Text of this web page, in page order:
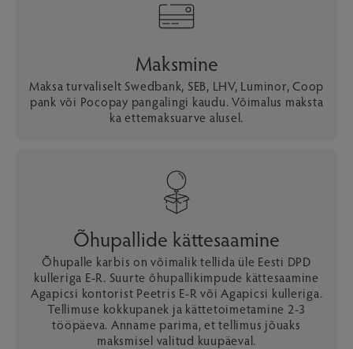
Maksmine
Maksa turvaliselt Swedbank, SEB, LHV, Luminor, Coop
pank või Pocopay pangalingi kaudu. Võimalus maksta
ka ettemaksuarve alusel.
Õhupallide kättesaamine
Õhupalle karbis on võimalik tellida üle Eesti DPD
kulleriga E-R. Suurte õhupallikimpude kättesaamine
Agapicsi kontorist Peetris E-R või Agapicsi kulleriga.
Tellimuse kokkupanek ja kättetoimetamine 2-3
tööpäeva. Anname parima, et tellimus jõuaks
maksmisel valitud kuupäeval.